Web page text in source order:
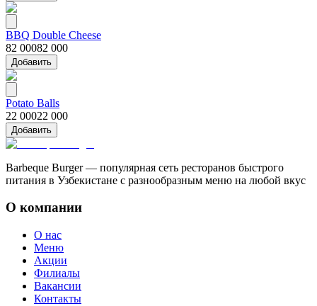
BBQ Double Cheese
82 00082 000
Добавить
Potato Balls
22 00022 000
Добавить
Barbeque Burger — популярная сеть ресторанов быстрого
питания в Узбекистане с разнообразным меню на любой вкус
О компании
О нас
Меню
Акции
Филиалы
Вакансии
Контакты